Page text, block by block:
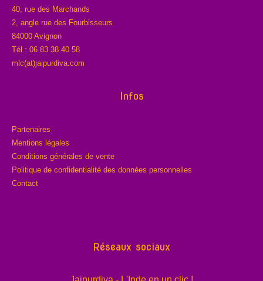
40, rue des Marchands
2, angle rue des Fourbisseurs
84000 Avignon
Tél : 06 83 38 40 58
mlc(at)jaipurdiva.com
Infos
Partenaires
Mentions légales
Conditions générales de vente
Politique de confidentialité des données personnelles
Contact
Réseaux sociaux